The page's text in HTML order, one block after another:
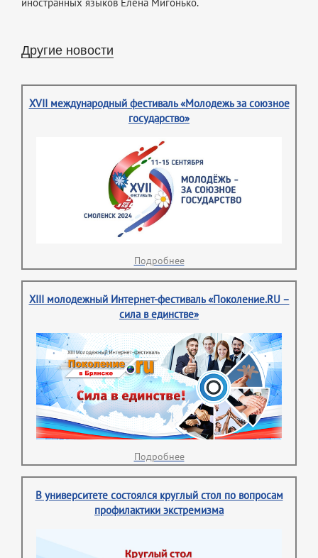
Другие новости
XVII международный фестиваль «Молодежь за союзное
государство»
Подробнее
XIII молодежный Интернет-фестиваль «Поколение.RU –
сила в единстве»
Подробнее
В университете состоялся круглый стол по вопросам
профилактики экстремизма